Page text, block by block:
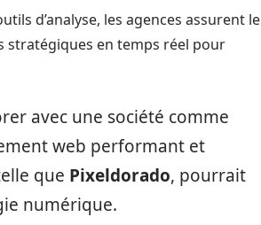
d’analyse, les agences assurent le
stratégiques en temps réel pour
avec une société comme
web performant et
que Pixeldorado, pourrait
numérique.